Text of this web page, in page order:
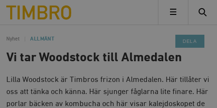
Timbro
MENY
Nyhet ALLMÄNT
Vi tar Woodstock till Almedalen
Lilla Woodstock är Timbros frizon i Almedalen. Här tillåter vi
oss att tänka och känna. Här sjunger fåglarna lite finare. Här
porlar bäcken av kombucha och här visar kalejdoskopet de
DELA